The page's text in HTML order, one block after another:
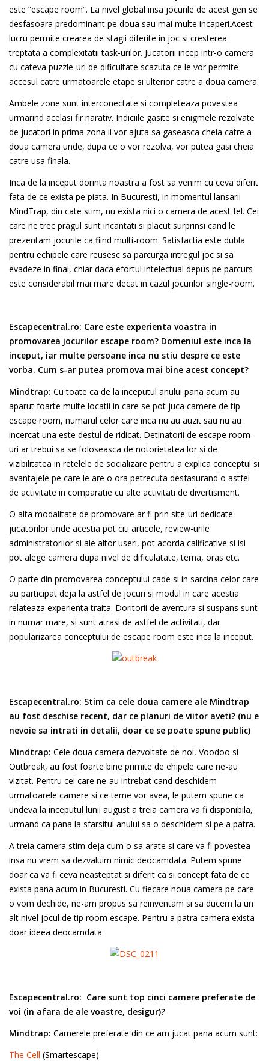
este “escape room”. La nivel global insa jocurile de acest gen se
desfasoara predominant pe doua sau mai multe incaperi.Acest
lucru permite crearea de stagii diferite in joc si cresterea
treptata a complexitatii task-urilor. Jucatorii incep intr-o camera
cu cateva puzzle-uri de dificultate scazuta ce le vor permite
accesul catre urmatoarele etape si ulterior catre a doua camera.
Ambele zone sunt interconectate si completeaza povestea
urmarind acelasi fir narativ. Indiciile gasite si enigmele rezolvate
de jucatori in prima zona ii vor ajuta sa gaseasca cheia catre a
doua camera unde, dupa ce o vor rezolva, vor putea gasi cheia
catre usa finala.
Inca de la inceput dorinta noastra a fost sa venim cu ceva diferit
fata de ce exista pe piata. In Bucuresti, in momentul lansarii
MindTrap, din cate stim, nu exista nici o camera de acest fel. Cei
care ne trec pragul sunt incantati si placut surprinsi cand le
prezentam jocurile ca fiind multi-room. Satisfactia este dubla
pentru echipele care reusesc sa parcurga intregul joc si sa
evadeze in final, chiar daca efortul intelectual depus pe parcurs
este considerabil mai mare decat in cazul jocurilor single-room.
Escapecentral.ro: Care este experienta voastra in
promovarea jocurilor escape room? Domeniul este inca la
inceput, iar multe persoane inca nu stiu despre ce este
vorba. Cum s-ar putea promova mai bine acest concept?
Mindtrap: Cu toate ca de la inceputul anului pana acum au
aparut foarte multe locatii in care se pot juca camere de tip
escape room, numarul celor care inca nu au auzit sau nu au
incercat una este destul de ridicat. Detinatorii de escape room-
uri ar trebui sa se foloseasca de notorietatea lor si de
vizibilitatea in retelele de socializare pentru a explica conceptul si
avantajele pe care le are o ora petrecuta desfasurand o astfel
de activitate in comparatie cu alte activitati de divertisment.
O alta modalitate de promovare ar fi prin site-uri dedicate
jucatorilor unde acestia pot citi articole, review-urile
administratorilor si ale altor useri, pot acorda calificative si isi
pot alege camera dupa nivel de dificulatate, tema, oras etc.
O parte din promovarea conceptului cade si in sarcina celor care
au participat deja la astfel de jocuri si modul in care acestia
relateaza experienta traita. Doritorii de aventura si suspans sunt
in numar mare, si sunt atrasi de astfel de activitati, dar
popularizarea conceptului de escape room este inca la inceput.
Escapecentral.ro: Stim ca cele doua camere ale Mindtrap
au fost deschise recent, dar ce planuri de viitor aveti? (nu e
nevoie sa intrati in detalii, doar ce se poate spune public)
Mindtrap: Cele doua camera dezvoltate de noi, Voodoo si
Outbreak, au fost foarte bine primite de ehipele care ne-au
vizitat. Pentru cei care ne-au intrebat cand deschidem
urmatoarele camere si ce teme vor avea, le putem spune ca
undeva la inceputul lunii august a treia camera va fi disponibila,
urmand ca pana la sfarsitul anului sa o deschidem si pe a patra.
A treia camera stim deja cum o sa arate si care va fi povestea
insa nu vrem sa dezvaluim nimic deocamdata. Putem spune
doar ca va fi ceva neasteptat si diferit ca si concept fata de ce
exista pana acum in Bucuresti. Cu fiecare noua camera pe care
o vom dechide, ne-am propus sa reinventam si sa ducem la un
alt nivel jocul de tip room escape. Pentru a patra camera exista
doar ideea deocamdata.
Escapecentral.ro: Care sunt top cinci camere preferate de
voi (in afara de ale voastre, desigur)?
Mindtrap: Camerele preferate din ce am jucat pana acum sunt:
The Cell (Smartescape)